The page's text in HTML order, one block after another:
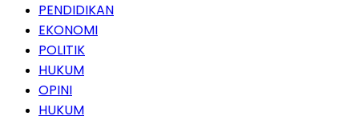
PENDIDIKAN
EKONOMI
POLITIK
HUKUM
OPINI
HUKUM